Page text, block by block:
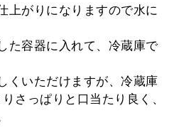
上がりになりますので水に
た容器に入れて、冷蔵庫で
くいただけますが、冷蔵庫
さっぱりと口当たり良く、